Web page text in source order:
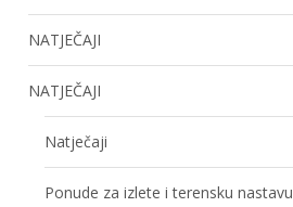
NATJEČAJI
NATJEČAJI
Natječaji
Ponude za izlete i terensku nastavu